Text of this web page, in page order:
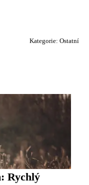
Kategorie: Ostatní
Rychlý